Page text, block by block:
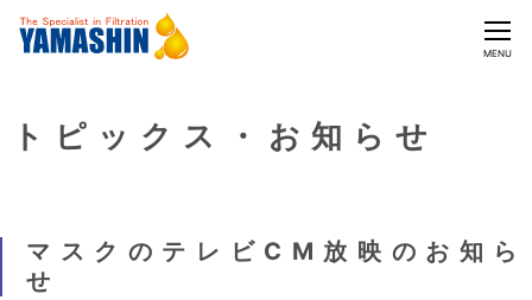
CLOSE
MENU
トピックス・お知らせ
マスクのテレビCM放映のお知ら
せ